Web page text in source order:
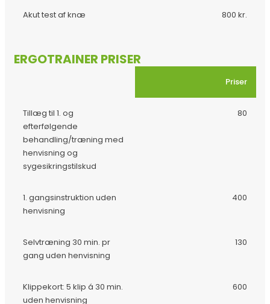
Akut test af knæ 800 kr.
ERGOTRAINER PRISER
Priser
Tillæg til 1. og
efterfølgende
behandling/træning med
henvisning og
sygesikringstilskud
80
1. gangsinstruktion uden
henvisning
400
Selvtræning 30 min. pr
gang uden henvisning
130
Klippekort: 5 klip á 30 min.
uden henvisning
600